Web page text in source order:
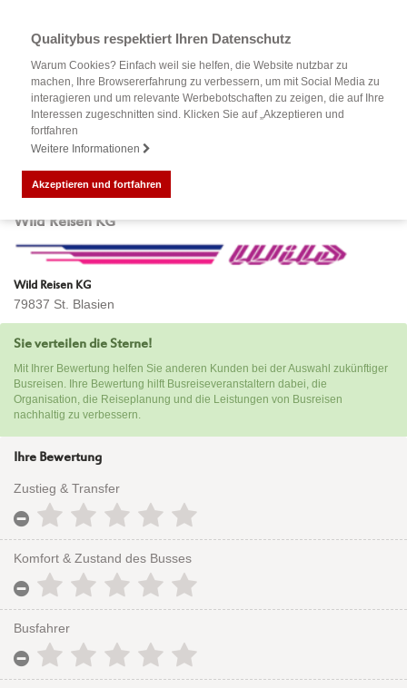
Qualitybus respektiert Ihren Datenschutz
Warum Cookies? Einfach weil sie helfen, die Website nutzbar zu
machen, Ihre Browsererfahrung zu verbessern, um mit Social Media zu
interagieren und um relevante Werbebotschaften zu zeigen, die auf Ihre
Interessen zugeschnitten sind. Klicken Sie auf „Akzeptieren und
fortfahren
Weitere Informationen
Akzeptieren und fortfahren
Wild Reisen KG
Wild Reisen KG
79837 St. Blasien
Sie verteilen die Sterne!
Mit Ihrer Bewertung helfen Sie anderen Kunden bei der Auswahl zukünftiger
Busreisen. Ihre Bewertung hilft Busreiseveranstaltern dabei, die
Organisation, die Reiseplanung und die Leistungen von Busreisen
nachhaltig zu verbessern.
Ihre Bewertung
Zustieg & Transfer
Komfort & Zustand des Busses
Busfahrer